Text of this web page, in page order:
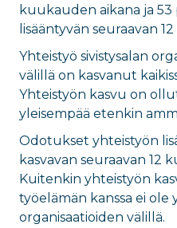
kuukauden aikana ja
lisääntyvän seuraavan
Yhteistyö sivistysalan
välillä on kasvanut
Yhteistyön kasvu on
yleisempää etenkin
Odotukset yhteistyön
kasvavan seuraavan 12
Kuitenkin yhteistyön
työelämän kanssa ei ole
organisaatioiden välillä.